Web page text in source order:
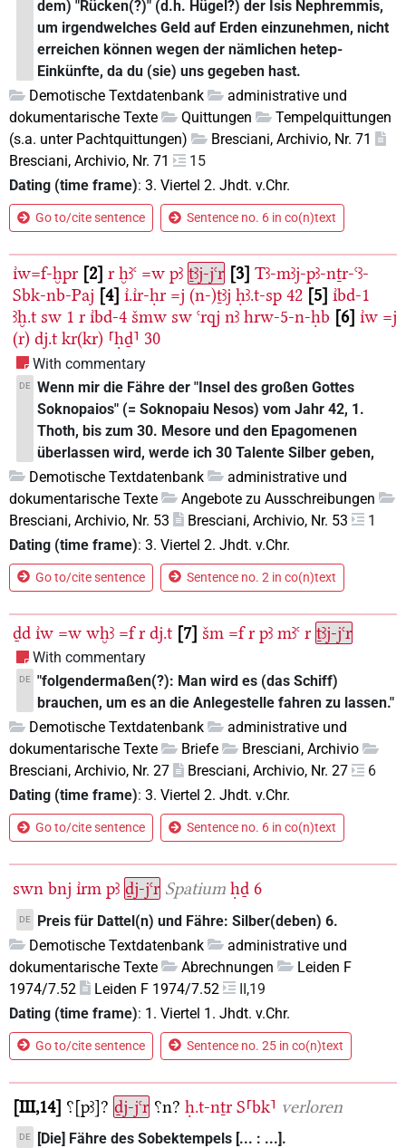
dem) "Rücken(?)" (d.h. Hügel?) der Isis Nephremmis,
um irgendwelches Geld auf Erden einzunehmen, nicht
erreichen können wegen der nämlichen hetep-
Einkünfte, da du (sie) uns gegeben hast.
Demotische Textdatenbank
administrative und
dokumentarische Texte
Quittungen
Tempelquittungen
(s.a. unter Pachtquittungen)
Bresciani, Archivio, Nr. 71
Bresciani, Archivio, Nr. 71
15
Dating (time frame): 3. Viertel 2. Jhdt. v.Chr.
Go to/cite sentence Sentence no. 6 in co(n)text
ı͗w=f-ḫpr 2 r ḫꜣꜥ =w pꜣ ṯꜣj-jꜥr 3 Tꜣ-mꜣj-pꜣ-nṯr-ꜥꜣ-
Sbk-nb-Paj 4 ı͗.ı͗r-ḥr =j (n-)ṯꜣj ḥꜣ.t-sp 42 5 ı͗bd-1
ꜣḫ.t sw 1 r ı͗bd-4 šmw sw ꜥrqj nꜣ hrw-5-n-ḥb 6 ı͗w =j
(r) dj.t kr(kr) ⸢ḥḏ⸣ 30
With commentary
DE
Wenn mir die Fähre der "Insel des großen Gottes
Soknopaios" (= Soknopaiu Nesos) vom Jahr 42, 1.
Thoth, bis zum 30. Mesore und den Epagomenen
überlassen wird, werde ich 30 Talente Silber geben,
Demotische Textdatenbank
administrative und
dokumentarische Texte
Angebote zu Ausschreibungen
Bresciani, Archivio, Nr. 53
Bresciani, Archivio, Nr. 53
1
Dating (time frame): 3. Viertel 2. Jhdt. v.Chr.
Go to/cite sentence Sentence no. 2 in co(n)text
ḏd ı͗w =w wḫꜣ =f r dj.t 7 šm =f r pꜣ mꜣꜥ r ṯꜣj-jꜥr
With commentary
DE "folgendermaßen(?): Man wird es (das Schiff)
brauchen, um es an die Anlegestelle fahren zu lassen."
Demotische Textdatenbank
administrative und
dokumentarische Texte
Briefe
Bresciani, Archivio
Bresciani, Archivio, Nr. 27
Bresciani, Archivio, Nr. 27
6
Dating (time frame): 3. Viertel 2. Jhdt. v.Chr.
Go to/cite sentence Sentence no. 6 in co(n)text
swn bnj ı͗rm pꜣ ḏj-jꜥr Spatium ḥḏ 6
DE
Preis für Dattel(n) und Fähre: Silber(deben) 6.
Demotische Textdatenbank
administrative und
dokumentarische Texte
Abrechnungen
Leiden F
1974/7.52
Leiden F 1974/7.52
II,19
Dating (time frame): 1. Viertel 1. Jhdt. v.Chr.
Go to/cite sentence Sentence no. 25 in co(n)text
III,14 ⸮[pꜣ]? ḏj-jꜥr ⸮n? ḥ.t-nṯr S⸢bk⸣ verloren
DE
[Die] Fähre des Sobektempels [... : ...].